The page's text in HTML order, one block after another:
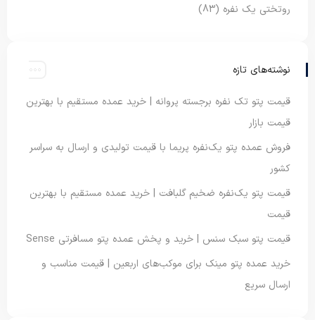
روتختی یک نفره (83)
نوشته‌های تازه
قیمت پتو تک نفره برجسته پروانه | خرید عمده مستقیم با بهترین
قیمت بازار
فروش عمده پتو یک‌نفره پریما با قیمت تولیدی و ارسال به سراسر
کشور
قیمت پتو یک‌نفره ضخیم گلبافت | خرید عمده مستقیم با بهترین
قیمت
قیمت پتو سبک سنس | خرید و پخش عمده پتو مسافرتی Sense
خرید عمده پتو مینک برای موکب‌های اربعین | قیمت مناسب و
ارسال سریع